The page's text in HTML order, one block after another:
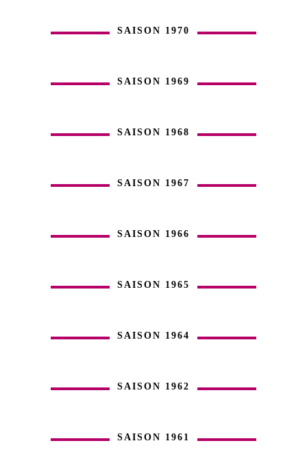
SAISON 1970
SAISON 1969
SAISON 1968
SAISON 1967
SAISON 1966
SAISON 1965
SAISON 1964
SAISON 1962
SAISON 1961